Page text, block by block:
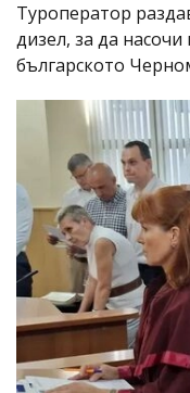
Туроператор
дизел, за да
българското